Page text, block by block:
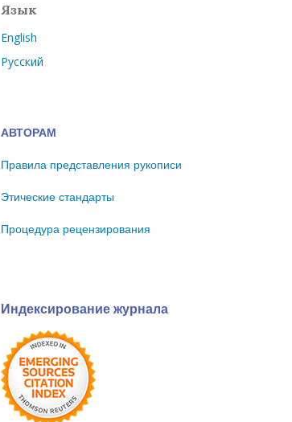
Язык
English
Русский
АВТОРАМ
Правила представления рукописи
Этические стандарты
Процедура рецензирования
Индексирование журнала